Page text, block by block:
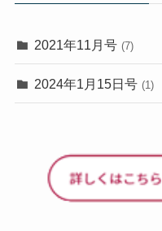
2021年11月号 (7)
2024年1月15日号 (1)